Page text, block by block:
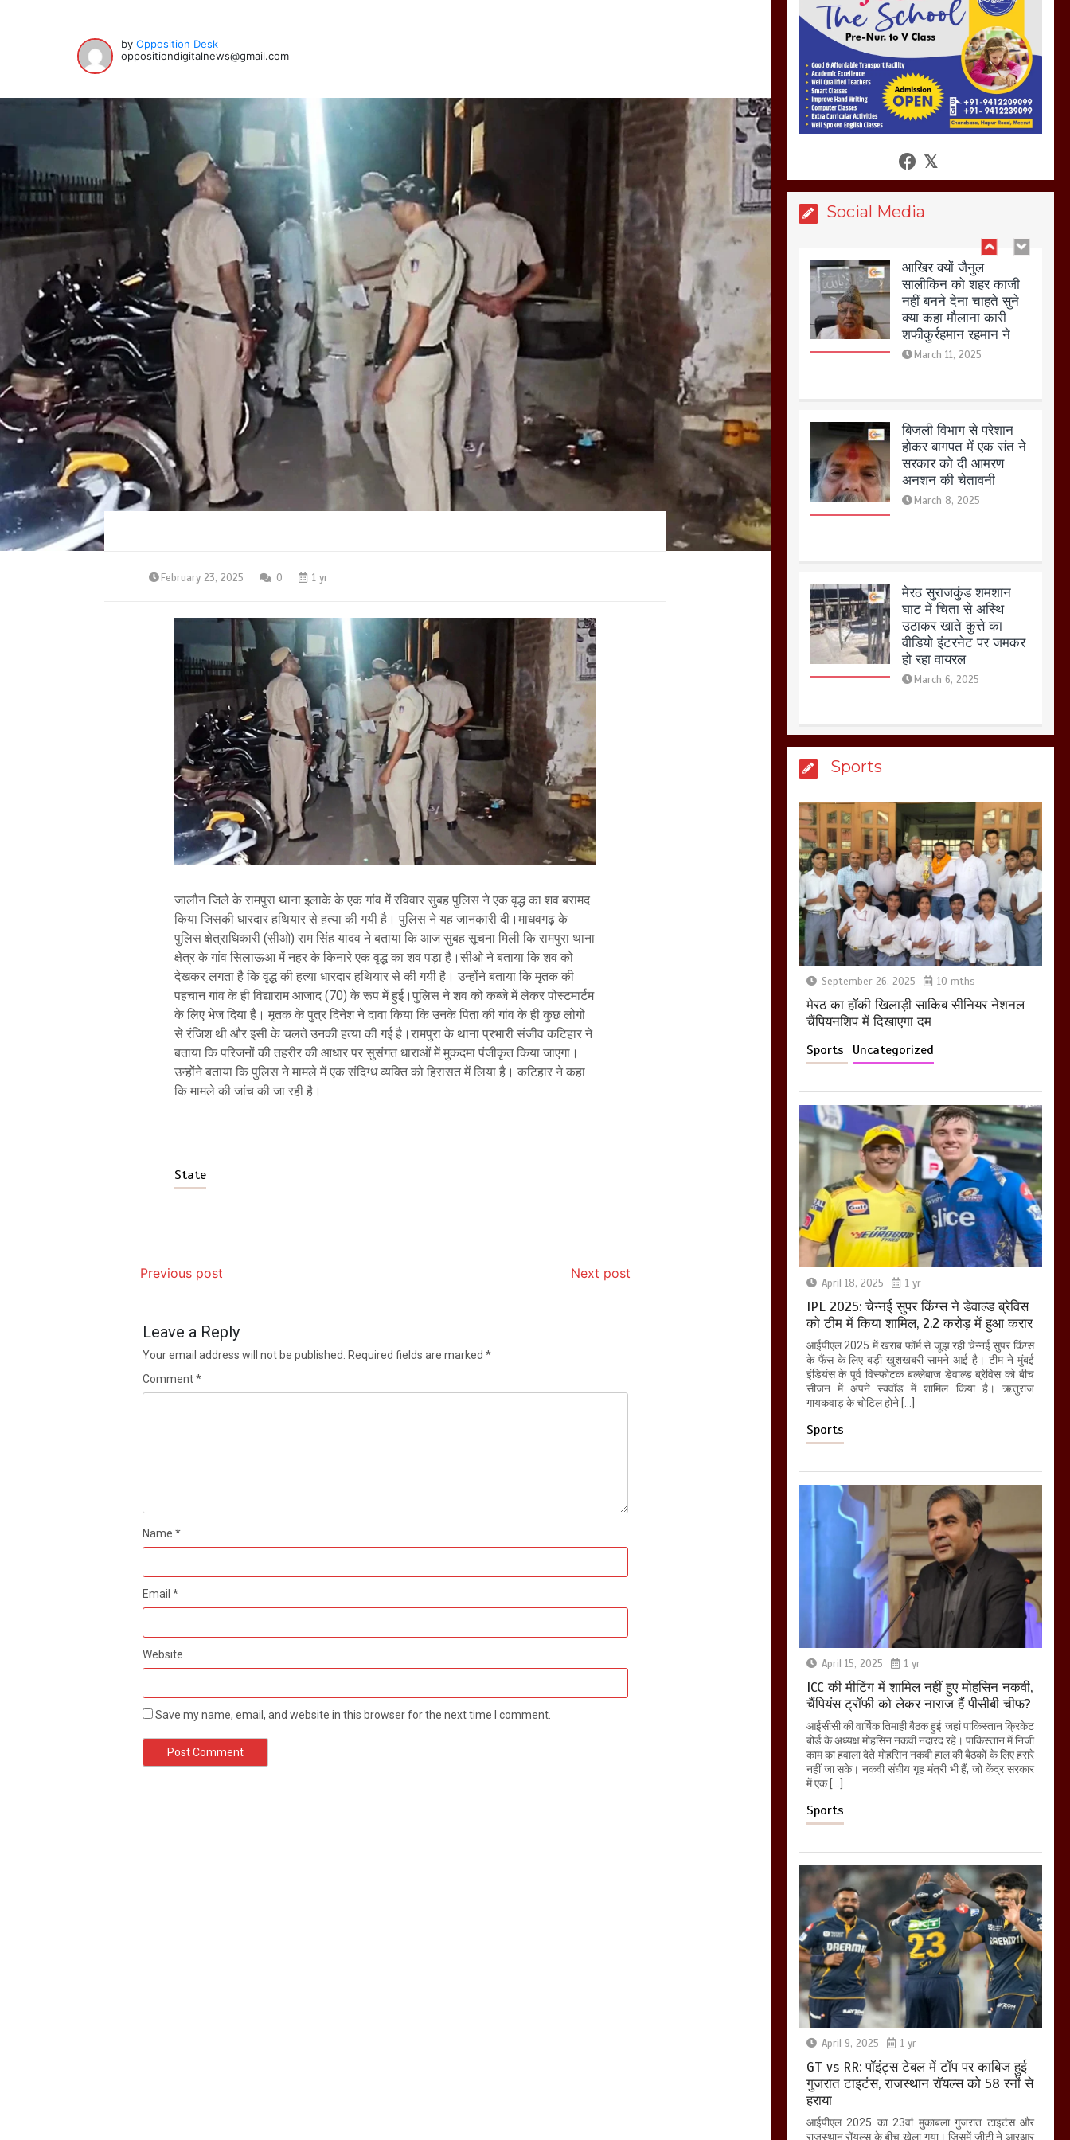
by Opposition Desk
oppositiondigitalnews@gmail.com
February 23, 2025 0 1 yr
जालौन जिले के रामपुरा थाना इलाके के एक गांव में रविवार सुबह पुलिस ने एक वृद्ध का शव बरामद
किया जिसकी धारदार हथियार से हत्या की गयी है। पुलिस ने यह जानकारी दी।माधवगढ़ के
पुलिस क्षेत्राधिकारी (सीओ) राम सिंह यादव ने बताया कि आज सुबह सूचना मिली कि रामपुरा थाना
क्षेत्र के गांव सिलाऊआ में नहर के किनारे एक वृद्ध का शव पड़ा है।सीओ ने बताया कि शव को
देखकर लगता है कि वृद्ध की हत्या धारदार हथियार से की गयी है। उन्होंने बताया कि मृतक की
पहचान गांव के ही विद्याराम आजाद (70) के रूप में हुई।पुलिस ने शव को कब्जे में लेकर पोस्टमार्टम
के लिए भेज दिया है। मृतक के पुत्र दिनेश ने दावा किया कि उनके पिता की गांव के ही कुछ लोगों
से रंजिश थी और इसी के चलते उनकी हत्या की गई है।रामपुरा के थाना प्रभारी संजीव कटिहार ने
बताया कि परिजनों की तहरीर की आधार पर सुसंगत धाराओं में मुकदमा पंजीकृत किया जाएगा।
उन्होंने बताया कि पुलिस ने मामले में एक संदिग्ध व्यक्ति को हिरासत में लिया है। कटिहार ने कहा
कि मामले की जांच की जा रही है।
State
Previous post Next post
Leave a Reply
Your email address will not be published. Required fields are marked *
Comment*
Name *
Email *
Website
Save my name, email, and website in this browser for the next time I comment.
Social Media
अगर रखी गई होली तो होगा
खून खराबा,
March 11, 2025
आखिर क्यों जैनुल
सालीकिन को शहर काजी
नहीं बनने देना चाहते सुने
क्या कहा मौलाना कारी
शफीकुर्रहमान रहमान ने
March 11, 2025
बिजली विभाग से परेशान
होकर बागपत में एक संत ने
सरकार को दी आमरण
अनशन की चेतावनी
March 8, 2025
मेरठ सुराजकुंड शमशान
घाट में चिता से अस्थि
उठाकर खाते कुत्ते का
वीडियो इंटरनेट पर जमकर
हो रहा वायरल
होलिका रखने पर लात मार
कर होलिका को किया तहस
नहस,मोहल्ले वालों के साथ
की गई गाली गलोच ,कहा
अगर रखी गई होली तो होगा
खून खराबा,
क्या कहा मौलाना कारी
शफीकुर्रहमान रहमान ने
March 11, 2025
बिजली विभाग से परेशान
होकर बागपत में एक संत ने
सरकार को दी आमरण
अनशन की चेतावनी
March 8, 2025
Sports
September 26, 2025 10 mths
मेरठ का हाॅकी खिलाड़ी साकिब सीनियर नेशनल
चैंपियनशिप में दिखाएगा दम
Sports Uncategorized
April 18, 2025 1 yr
IPL 2025: चेन्नई सुपर किंग्स ने डेवाल्ड ब्रेविस
को टीम में किया शामिल, 2.2 करोड़ में हुआ करार
आईपीएल 2025 में खराब फॉर्म से जूझ रही चेन्नई सुपर किंग्स
के फैंस के लिए बड़ी खुशखबरी सामने आई है। टीम ने मुंबई
इंडियंस के पूर्व विस्फोटक बल्लेबाज डेवाल्ड ब्रेविस को बीच
सीजन में अपने स्क्वॉड में शामिल किया है। ऋतुराज
गायकवाड़ के चोटिल होने […]
Sports
April 15, 2025 1 yr
ICC की मीटिंग में शामिल नहीं हुए मोहसिन नकवी,
चैंपियंस ट्रॉफी को लेकर नाराज हैं पीसीबी चीफ?
आईसीसी की वार्षिक तिमाही बैठक हुई जहां पाकिस्तान क्रिकेट
बोर्ड के अध्यक्ष मोहसिन नकवी नदारद रहे। पाकिस्तान में निजी
काम का हवाला देते मोहसिन नकवी हाल की बैठकों के लिए हरारे
नहीं जा सके। नकवी संघीय गृह मंत्री भी हैं, जो केंद्र सरकार
में एक […]
Sports
April 9, 2025 1 yr
GT vs RR: पॉइंट्स टेबल में टॉप पर काबिज हुई
गुजरात टाइटंस, राजस्थान रॉयल्स को 58 रनों से
हराया
आईपीएल 2025 का 23वां मुकाबला गुजरात टाइटंस और
राजस्थान रॉयल्स के बीच खेला गया। जिसमें जीटी ने आरआर